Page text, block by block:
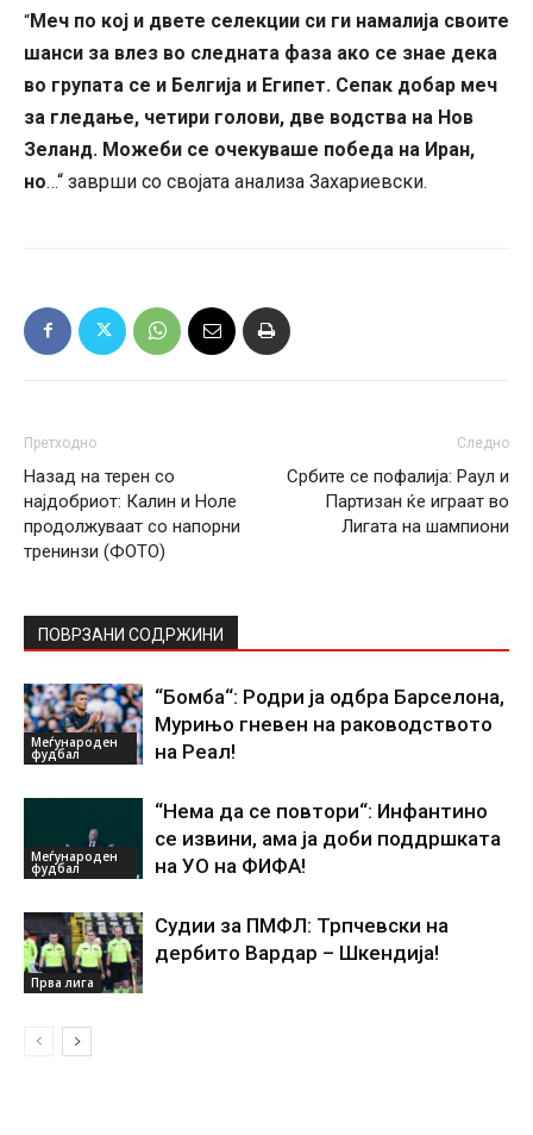
“Меч по кој и двете селекции си ги намалија своите
шанси за влез во следната фаза ако се знае дека
во групата се и Белгија и Египет. Сепак добар меч
за гледање, четири голови, две водства на Нов
Зеланд. Можеби се очекуваше победа на Иран,
но…“ заврши со својата анализа Захариевски.
Претходно
Назад на терен со
најдобриот: Калин и Ноле
продолжуваат со напорни
тренинзи (ФОТО)
Следно
Србите се пофалија: Раул и
Партизан ќе играат во
Лигата на шампиони
ПОВРЗАНИ СОДРЖИНИ
Меѓународен
фудбал
“Бомба“: Родри ја одбра Барселона,
Мурињо гневен на раководството
на Реал!
Меѓународен
фудбал
“Нема да се повтори“: Инфантино
се извини, ама ја доби поддршката
на УО на ФИФА!
Прва лига
Судии за ПМФЛ: Трпчевски на
дербито Вардар – Шкендија!